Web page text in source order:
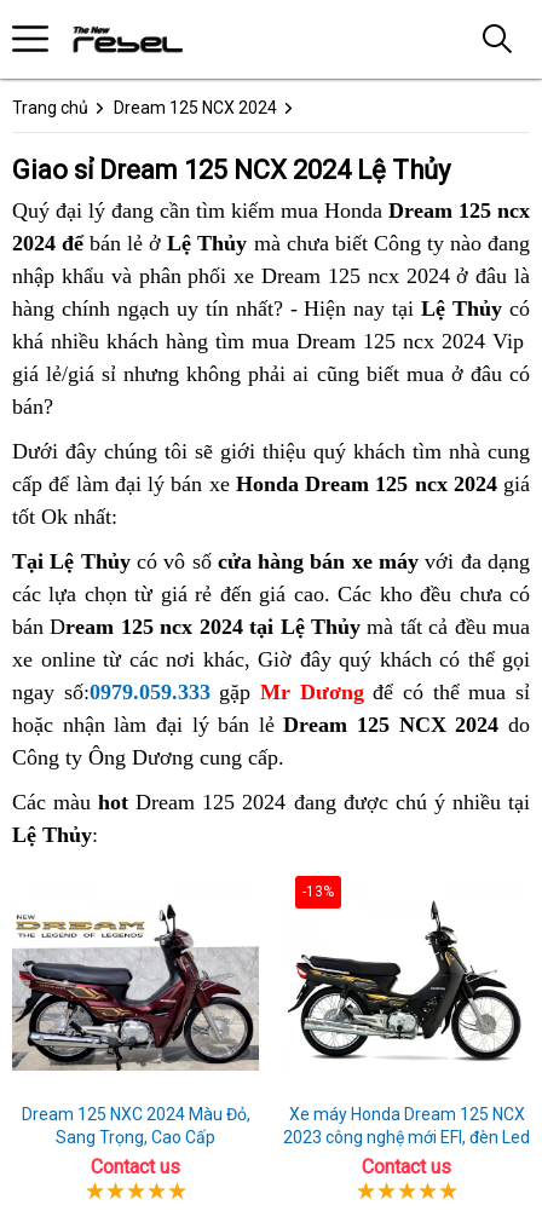
Trang chủ Dream 125 NCX 2024
Giao sỉ Dream 125 NCX 2024 Lệ Thủy
Quý đại lý đang cần tìm kiếm mua Honda Dream 125 ncx
2024 đểbán lẻ ở Lệ Thủy mà chưa biết Công ty nào đang
nhập khẩu và phân phối xe Dream 125 ncx 2024 ở đâu là
hàng chính ngạch uy tín nhất? - Hiện nay tạiLệ Thủy có
khá nhiều khách hàng tìm mua Dream 125 ncx 2024 Vip
giá lẻ/giá sỉ nhưng không phải ai cũng biết mua ở đâu có
bán?
Dưới đây chúng tôi sẽ giới thiệu quý khách tìm nhà cung
cấp để làm đại lý bán xe Honda Dream 125 ncx 2024giá
tốt Ok nhất:
Tại Lệ Thủycó vô số cửa hàng bán xe máy với đa dạng
các lựa chọn từ giá rẻ đến giá cao. Các kho đều chưa có
bán Dream 125 ncx 2024 tại Lệ Thủymà tất cả đều mua
xe online từ các nơi khác, Giờ đây quý khách có thể gọi
ngay số:0979.059.333gặpMr Dươngđể có thể mua sỉ
hoặc nhận làm đại lý bán lẻDream 125 NCX 2024 do
Công ty Ông Dương cung cấp.
Các màuhot Dream 125 2024 đang được chú ý nhiều tại
Lệ Thủy:
Dream 125 NXC 2024 Màu Đỏ,
Sang Trọng, Cao Cấp
Contact us
-13%
Xe máy Honda Dream 125 NCX
2023 công nghệ mới EFI, đèn Led
Contact us